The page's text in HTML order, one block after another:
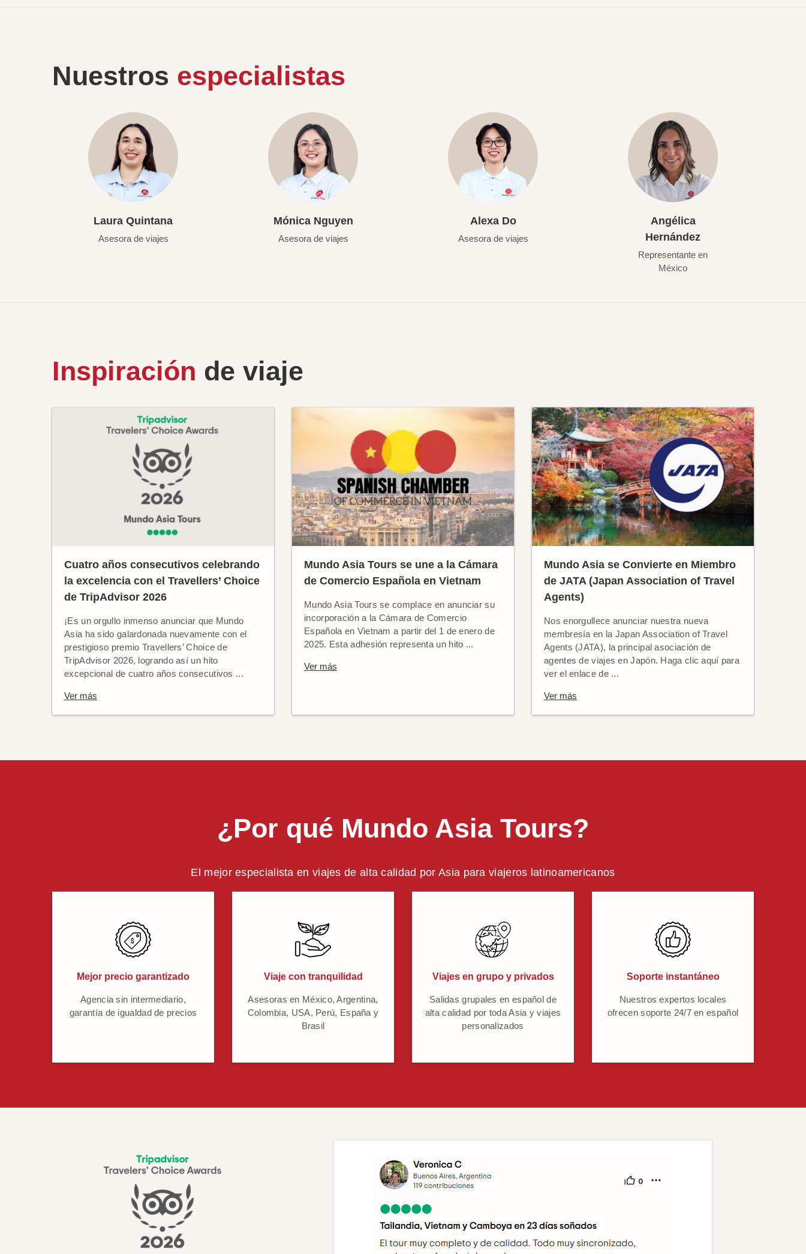
Nuestros especialistas
Laura Quintana
Asesora de viajes
Mónica Nguyen
Asesora de viajes
Alexa Do
Asesora de viajes
Angélica
Hernández
Representante en
México
Inspiración de viaje
Cuatro años consecutivos celebrando
la excelencia con el Travellers’ Choice
de TripAdvisor 2026
¡Es un orgullo inmenso anunciar que Mundo
Asia ha sido galardonada nuevamente con el
prestigioso premio Travellers’ Choice de
TripAdvisor 2026, logrando así un hito
excepcional de cuatro años consecutivos ...
Ver más
Mundo Asia Tours se une a la Cámara
de Comercio Española en Vietnam
Mundo Asia Tours se complace en anunciar su
incorporación a la Cámara de Comercio
Española en Vietnam a partir del 1 de enero de
2025. Esta adhesión representa un hito ...
Ver más
Mundo Asia se Convierte en Miembro
de JATA (Japan Association of Travel
Agents)
Nos enorgullece anunciar nuestra nueva
membresía en la Japan Association of Travel
Agents (JATA), la principal asociación de
agentes de viajes en Japón. Haga clic aquí para
ver el enlace de ...
Ver más
¿Por qué Mundo Asia Tours?
El mejor especialista en viajes de alta calidad por Asia para viajeros latinoamericanos
Mejor precio garantizado
Agencia sin intermediario,
garantía de igualdad de precios
Viaje con tranquilidad
Asesoras en México, Argentina,
Colombia, USA, Perú, España y
Brasil
Viajes en grupo y privados
Salidas grupales en español de
alta calidad por toda Asia y viajes
personalizados
Soporte instantáneo
Nuestros expertos locales
ofrecen soporte 24/7 en español